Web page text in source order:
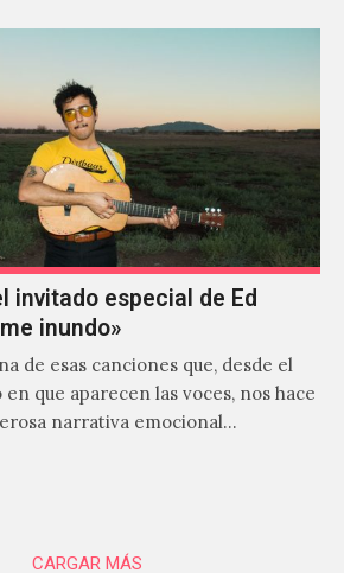
invitado especial de Ed
inundo»
de esas canciones que, desde el
que aparecen las voces, nos hace
narrativa emocional…
CARGAR MÁS